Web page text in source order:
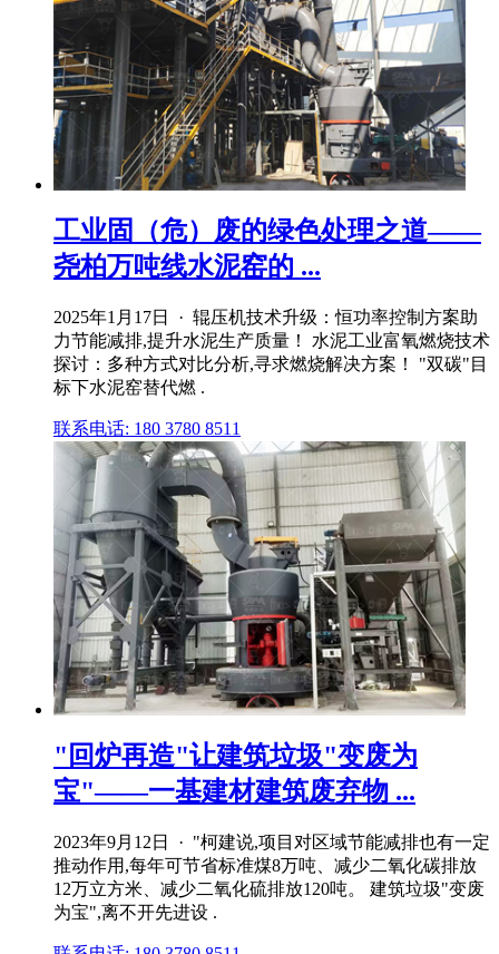
工业固（危）废的绿色处理之道——
尧柏万吨线水泥窑的 ...
2025年1月17日 · 辊压机技术升级：恒功率控制方案助
力节能减排,提升水泥生产质量！ 水泥工业富氧燃烧技术
探讨：多种方式对比分析,寻求燃烧解决方案！ "双碳"目
标下水泥窑替代燃 .
联系电话: 180 3780 8511
"回炉再造"让建筑垃圾"变废为
宝"——一基建材建筑废弃物 ...
2023年9月12日 · "柯建说,项目对区域节能减排也有一定
推动作用,每年可节省标准煤8万吨、减少二氧化碳排放
12万立方米、减少二氧化硫排放120吨。 建筑垃圾"变废
为宝",离不开先进设 .